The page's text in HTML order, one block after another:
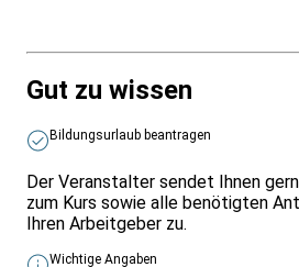
Gut zu wissen
Bildungsurlaub beantragen
Der Veranstalter sendet Ihnen
zum Kurs sowie alle benötigten
Ihren Arbeitgeber zu.
Wichtige Angaben